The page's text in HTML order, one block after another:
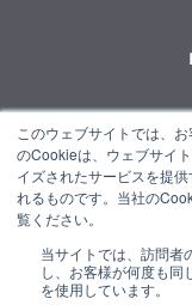
このウェブサイトでは、
のCookieは、ウェブサイ
イズされたサービスを提
れるものです。当社の
覧ください。
当サイトでは、訪問者
し、お客様が何度も同
を使用しています。
t
“NARUMI” is